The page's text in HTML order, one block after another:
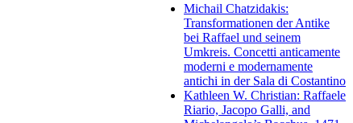
Michail Chatzidakis:
Transformationen der Antike
bei Raffael und seinem
Umkreis. Concetti anticamente
moderni e modernamente
antichi in der Sala di Costantino
Kathleen W. Christian: Raffaele
Riario, Jacopo Galli, and